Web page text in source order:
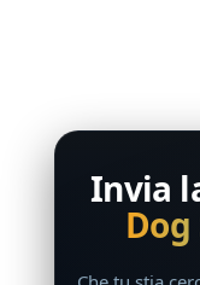
Invia